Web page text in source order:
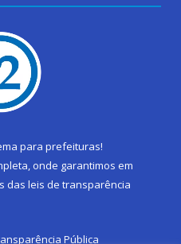
para prefeituras!
onde garantimos em
das leis de transparência
Pública